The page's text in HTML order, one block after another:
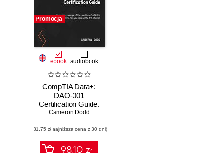
Promocja
ebook audiobook
CompTIA Data+:
DAO-001
Certification Guide.
Complete
new CompTIA
Data+ (DAO-001)
exam to help you
Cameron Dodd
(81,75 zł najniższa cena z 30 dni)
98.10 zł